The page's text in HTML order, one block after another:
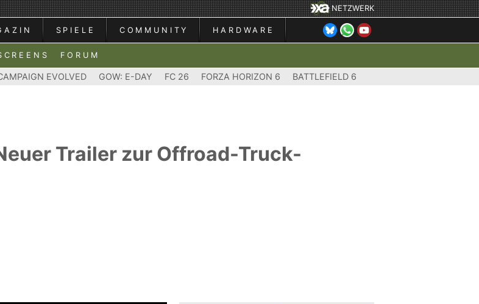
NETZWERK
SPIELE COMMUNITY HARDWARE
FORUM
EVOLVED GOW: E-DAY FC 26 FORZA HORIZON 6 BATTLEFIELD 6
Trailer zur Offroad-Truck-